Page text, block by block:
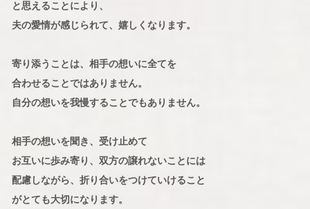
と思えることにより、
夫の愛情が感じられて、嬉しくなります。
寄り添うことは、相手の想いに全てを
合わせることではありません。
自分の想いを我慢することでもありません。
相手の想いを聞き、受け止めて
お互いに歩み寄り、双方の譲れないことには
配慮しながら、折り合いをつけていけること
がとても大切になります。